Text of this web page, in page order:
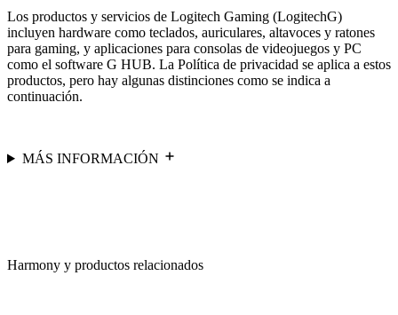
Los productos y servicios de Logitech Gaming (LogitechG)
incluyen hardware como teclados, auriculares, altavoces y ratones
para gaming, y aplicaciones para consolas de videojuegos y PC
como el software G HUB. La Política de privacidad se aplica a estos
productos, pero hay algunas distinciones como se indica a
continuación.
MÁS INFORMACIÓN
Harmony y productos relacionados